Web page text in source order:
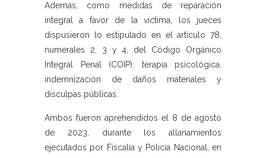
Además, como medidas de reparación
integral a favor de la víctima, los jueces
dispusieron lo estipulado en el artículo 78,
numerales 2, 3 y 4, del Código Orgánico
Integral Penal (COIP): terapia psicológica,
indemnización de daños materiales y
disculpas públicas.
Ambos fueron aprehendidos el 8 de agosto
de 2023, durante los allanamientos
ejecutados por Fiscalía y Policía Nacional, en